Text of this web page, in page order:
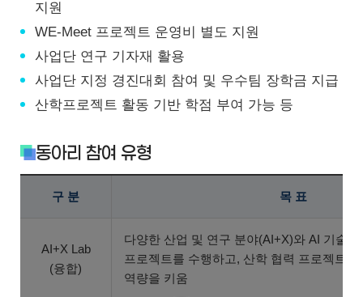
지원
WE-Meet 프로젝트 운영비 별도 지원
사업단 연구 기자재 활용
사업단 지정 경진대회 참여 및 우수팀 장학금 지급
산학프로젝트 활동 기반 학점 부여 가능 등
동아리 참여 유형
구 분 목 표
AI+X Lab
(융합)
다양한 산업 및 연구 분야(AI+X)와 AI 기술
프로젝트를 수행하고, 산학 협력 프로젝트를
역량을 키움